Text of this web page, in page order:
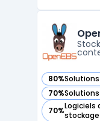
données
80%
— voir
70%
— voir
70%Logiciels
stockage
— voir